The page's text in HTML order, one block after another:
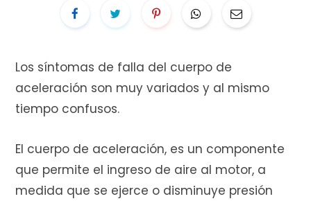
Los síntomas de falla del cuerpo de
aceleración son muy variados y al mismo
tiempo confusos.
El cuerpo de aceleración, es un componente
que permite el ingreso de aire al motor, a
medida que se ejerce o disminuye presión